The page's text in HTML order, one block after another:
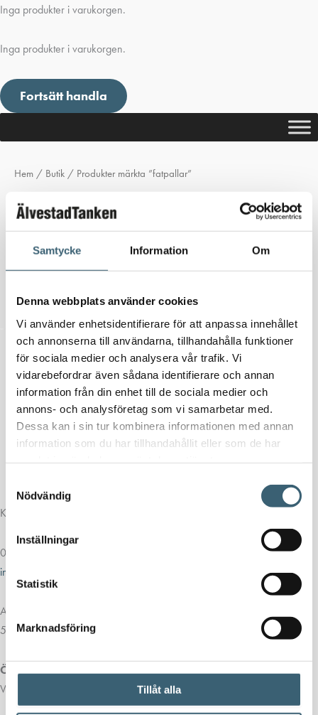
Samtycke Information Om
Denna webbplats använder cookies
Vi använder enhetsidentifierare för att anpassa innehållet
och annonserna till användarna, tillhandahålla funktioner
för sociala medier och analysera vår trafik. Vi
vidarebefordrar även sådana identifierare och annan
information från din enhet till de sociala medier och
annons- och analysföretag som vi samarbetar med.
Dessa kan i sin tur kombinera informationen med annan
information som du har tillhandahållit eller som de har
Nödvändig
Inställningar
Statistik
Marknadsföring
Tillåt alla
Inga produkter i varukorgen.
Inga produkter i varukorgen.
Fortsätt handla
Hem / Butik / Produkter märkta ”fatpallar”
fatpallar
Inga produkter hittades som motsvarar ditt val.
Kontakt
013-39 30 90
info@alvestadtanken.se
Algolgatan 7
583 30 Linköping
Öppettider butik:
Vardagar 07.00 - 16.00